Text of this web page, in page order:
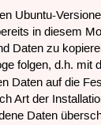
Ubuntu-
in diesem
Daten zu
folgen, d.h. mit
Daten auf die
Art der
Daten